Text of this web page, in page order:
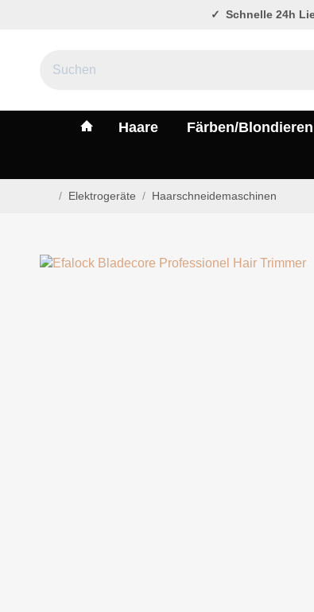
Schnelle 24h
#custom.linkHome#
Haare Färben/Blondieren
/ Elektrogeräte / Haarschneidemaschinen